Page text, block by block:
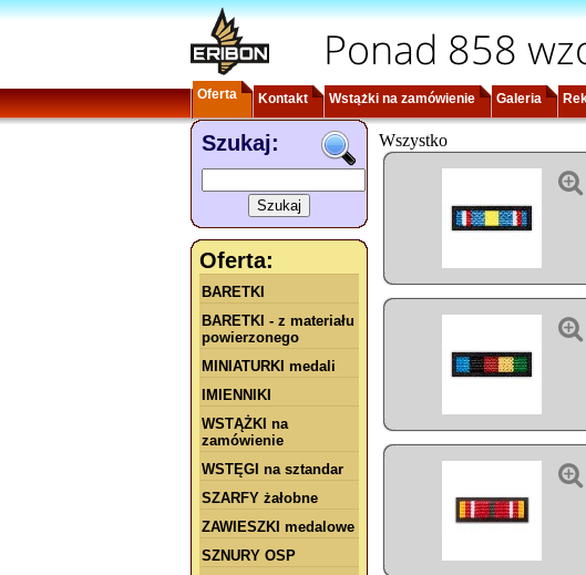
Ponad 858
Oferta Kontakt Wstążki na zamówienie Galeria
Szukaj:
Oferta:
BARETKI
BARETKI - z materiału
powierzonego
MINIATURKI medali
IMIENNIKI
WSTĄŻKI na
zamówienie
WSTĘGI na sztandar
SZARFY żałobne
ZAWIESZKI medalowe
SZNURY OSP
Wszystko


